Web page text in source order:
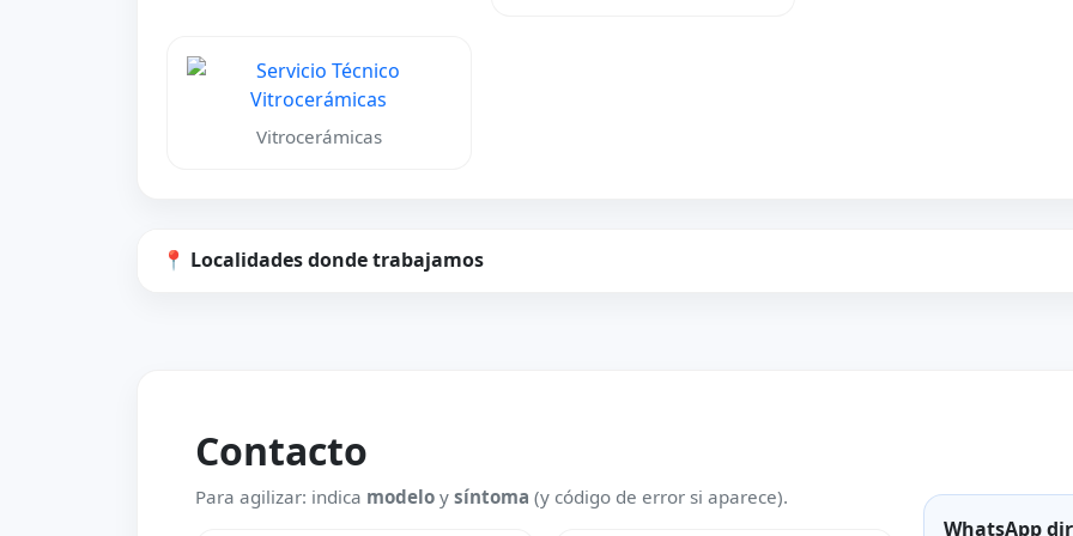
Vitrocerámicas
📍 Localidades donde trabajamos
Contacto
Para agilizar: indica modelo y síntoma (y código de error si aparece).
WhatsApp